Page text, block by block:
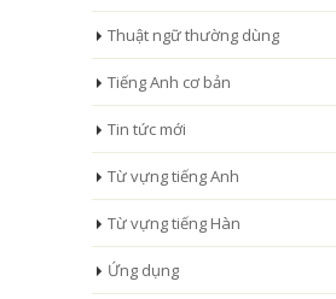
Thuật ngữ thường dùng
Tiếng Anh cơ bản
Tin tức mới
Từ vựng tiếng Anh
Từ vựng tiếng Hàn
Ứng dụng